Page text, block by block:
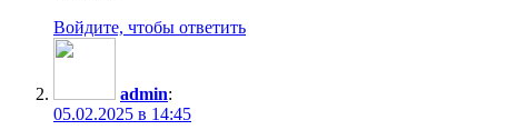
Войдите, чтобы ответить
admin:
05.02.2025 в 14:45